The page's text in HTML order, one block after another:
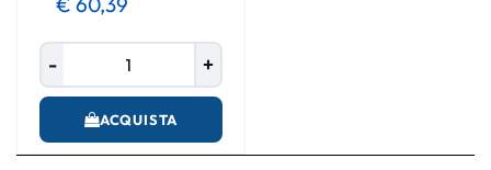
ACQUISTA